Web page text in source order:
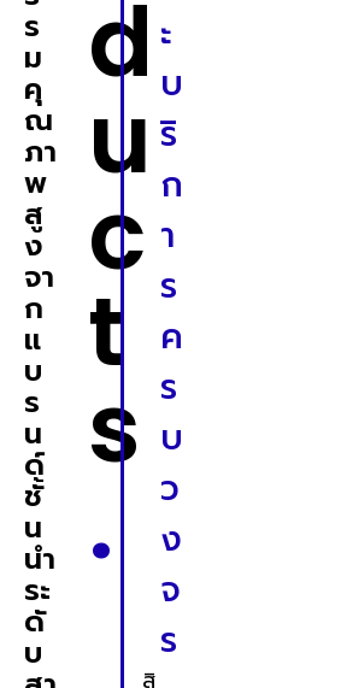
ร
ม
คุ
ณ
ภา
พ
สู
ง
จา
ก
แ
บ
ร
น
ด์
ชั้
น
นำ
ระ
ดั
บ
d
u
c
t
s
.
ะ
บ
ริ
ก
า
ร
ค
ร
บ
ว
ง
จ
ร
สิ